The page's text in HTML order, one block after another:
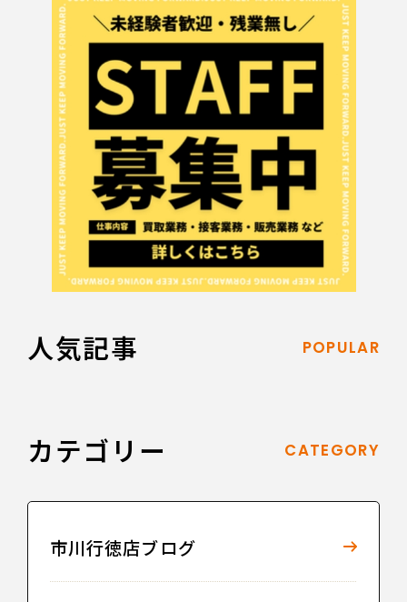
人気記事 POPULAR
カテゴリー CATEGORY
市川行徳店ブログ